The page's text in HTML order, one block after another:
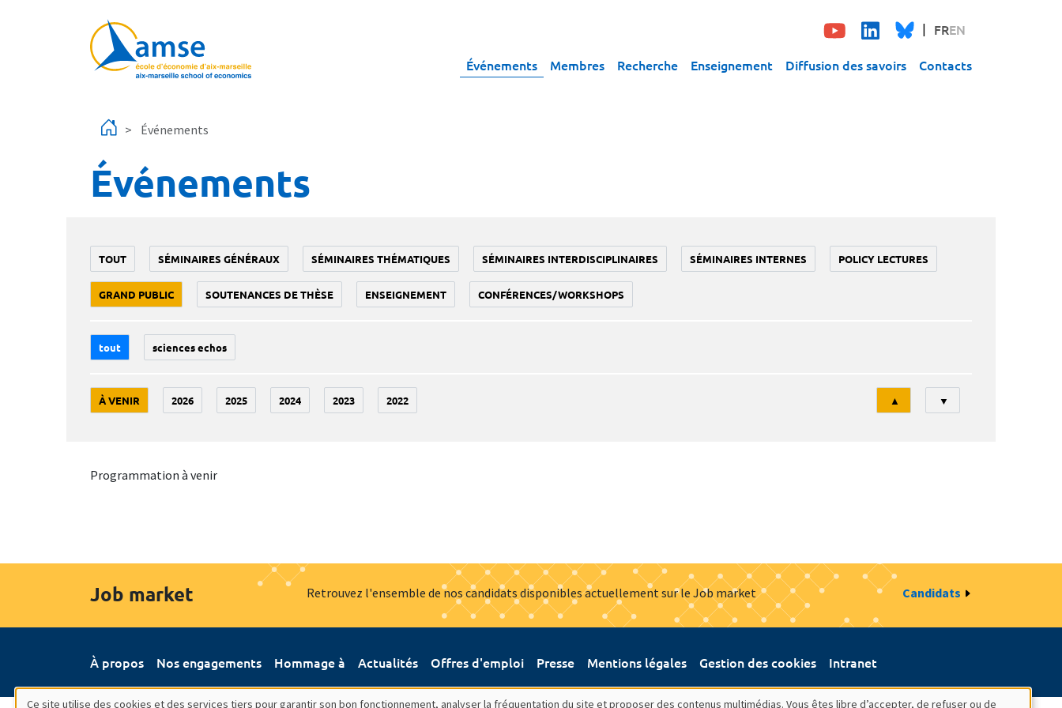
FREN
Événements Membres Recherche Enseignement Diffusion des savoirs Contacts
Événements
Événements
TOUT SÉMINAIRES GÉNÉRAUX SÉMINAIRES THÉMATIQUES SÉMINAIRES INTERDISCIPLINAIRES SÉMINAIRES INTERNES POLICY LECTURES
GRAND PUBLIC SOUTENANCES DE THÈSE ENSEIGNEMENT CONFÉRENCES/WORKSHOPS
tout sciences echos
À VENIR 2026 2025 2024 2023 2022
Tri
▲ ▼
Programmation à venir
Job market Retrouvez l'ensemble de nos candidats disponibles actuellement sur le Job market Candidats
À propos Nos engagements Hommage à Actualités Offres d'emploi Presse Mentions légales Gestion des cookies Intranet
Ce site utilise des cookies et des services tiers pour garantir son bon fonctionnement, analyser la fréquentation du site et proposer des contenus multimédias. Vous êtes libre d’accepter, de refuser ou de